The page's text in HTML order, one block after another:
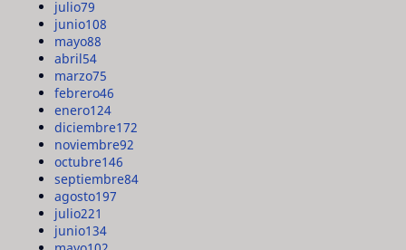
julio79
junio108
mayo88
abril54
marzo75
febrero46
enero124
diciembre172
noviembre92
octubre146
septiembre84
agosto197
julio221
junio134